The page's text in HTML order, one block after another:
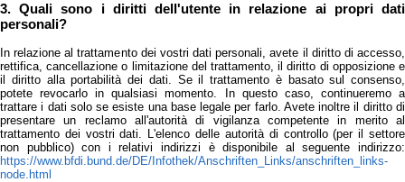
3. Quali sono i diritti dell'utente in relazione ai propri dati
personali?
In relazione al trattamento dei vostri dati personali, avete il diritto di accesso,
rettifica, cancellazione o limitazione del trattamento, il diritto di opposizione e
il diritto alla portabilità dei dati. Se il trattamento è basato sul consenso,
potete revocarlo in qualsiasi momento. In questo caso, continueremo a
trattare i dati solo se esiste una base legale per farlo. Avete inoltre il diritto di
presentare un reclamo all'autorità di vigilanza competente in merito al
trattamento dei vostri dati. L'elenco delle autorità di controllo (per il settore
non pubblico) con i relativi indirizzi è disponibile al seguente indirizzo:
https://www.bfdi.bund.de/DE/Infothek/Anschriften_Links/anschriften_links-
node.html